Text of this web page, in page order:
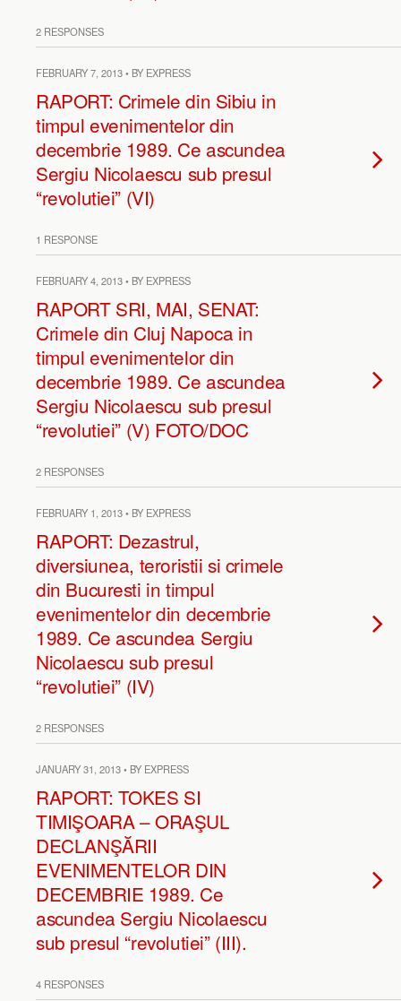
2 RESPONSES
FEBRUARY 7, 2013 • BY EXPRESS
RAPORT: Crimele din Sibiu in
timpul evenimentelor din
decembrie 1989. Ce ascundea
Sergiu Nicolaescu sub presul
“revolutiei” (VI)
1 RESPONSE
FEBRUARY 4, 2013 • BY EXPRESS
RAPORT SRI, MAI, SENAT:
Crimele din Cluj Napoca in
timpul evenimentelor din
decembrie 1989. Ce ascundea
Sergiu Nicolaescu sub presul
“revolutiei” (V) FOTO/DOC
2 RESPONSES
FEBRUARY 1, 2013 • BY EXPRESS
RAPORT: Dezastrul,
diversiunea, teroristii si crimele
din Bucuresti in timpul
evenimentelor din decembrie
1989. Ce ascundea Sergiu
Nicolaescu sub presul
“revolutiei” (IV)
2 RESPONSES
JANUARY 31, 2013 • BY EXPRESS
RAPORT: TOKES SI
TIMIŞOARA – ORAŞUL
DECLANŞĂRII
EVENIMENTELOR DIN
DECEMBRIE 1989. Ce
ascundea Sergiu Nicolaescu
sub presul “revolutiei” (III).
4 RESPONSES